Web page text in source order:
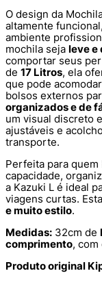
O design da
altamente
ambiente
mochila seja leve e
comportar seus
de 17 Litros, ela
que pode
bolsos externos
organizados e de
um visual discreto
ajustáveis e
transporte.
Perfeita para
capacidade,
a Kazuki L é ideal
viagens curtas.
e muito estilo.
Medidas: 32cm de
comprimento, com
Produto original